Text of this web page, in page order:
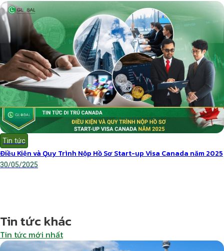
Tin tức
Điều Kiện và Quy Trình Nộp Hồ Sơ Start-up Visa Canada năm 2025
30/05/2025
Tin tức khác
Tin tức mới nhất